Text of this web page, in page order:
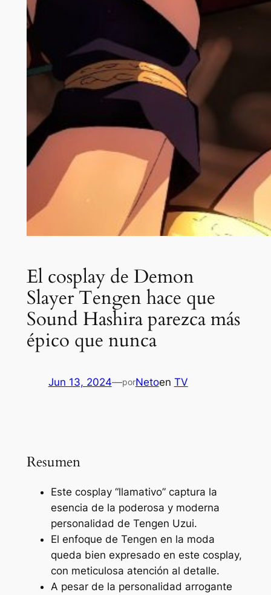
El cosplay de Demon
Slayer Tengen hace que
Sound Hashira parezca más
épico que nunca
Jun 13, 2024—porNetoen TV
Resumen
Este cosplay “llamativo” captura la
esencia de la poderosa y moderna
personalidad de Tengen Uzui.
El enfoque de Tengen en la moda
queda bien expresado en este cosplay,
con meticulosa atención al detalle.
A pesar de la personalidad arrogante